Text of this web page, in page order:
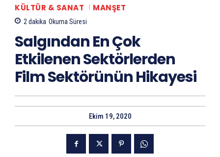
KÜLTÜR & SANAT MANŞET
2 dakika Okuma Süresi
Salgından En Çok
Etkilenen Sektörlerden
Film Sektörünün Hikayesi
Ekim 19, 2020